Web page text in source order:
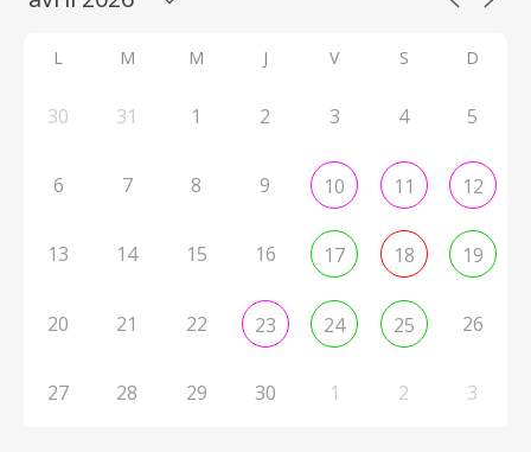
L M M J V S D
30 31 1 2 3 4 5
6 7 8 9 10 11 12
13 14 15 16 17 18 19
20 21 22 23 24 25 26
27 28 29 30 1 2 3